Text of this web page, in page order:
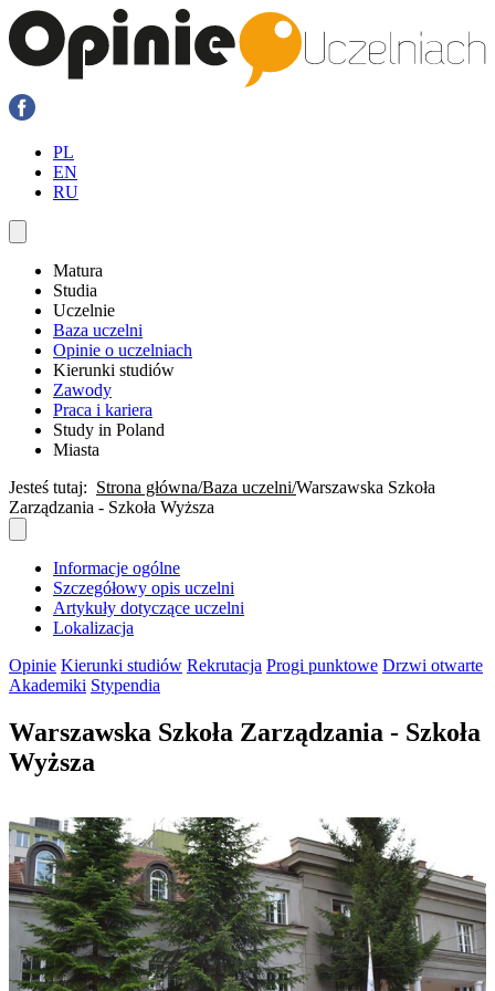
PL
EN
RU
Matura
Studia
Uczelnie
Baza uczelni
Opinie o uczelniach
Kierunki studiów
Zawody
Praca i kariera
Study in Poland
Miasta
Jesteś tutaj: Strona główna Baza uczelni Warszawska Szkoła
Zarządzania - Szkoła Wyższa
Informacje ogólne
Szczegółowy opis uczelni
Artykuły dotyczące uczelni
Lokalizacja
Opinie Kierunki studiów Rekrutacja Progi punktowe Drzwi otwarte
Akademiki Stypendia
Warszawska Szkoła Zarządzania - Szkoła
Wyższa